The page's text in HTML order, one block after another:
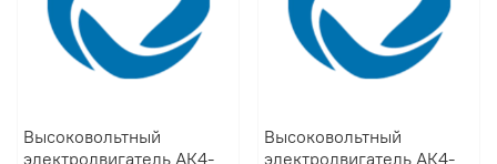
Высоковольтный
электродвигатель АК4-
Высоковольтный
электродвигатель АК4-